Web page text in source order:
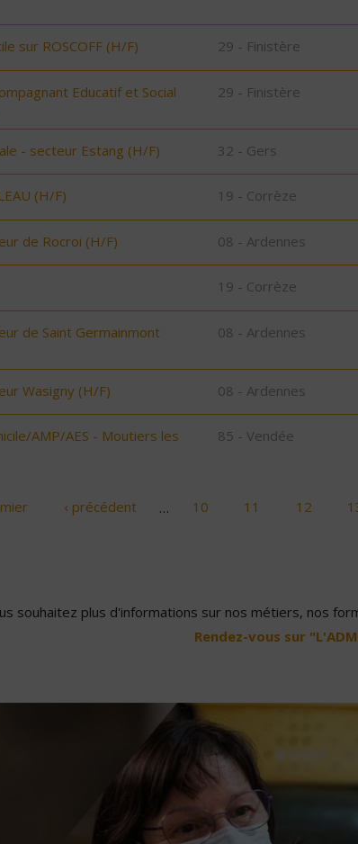
sur ROSCOFF (H/F) 29 - Finistère
Educatif et Social
29 - Finistère
- secteur Estang (H/F) 32 - Gers
(H/F) 19 - Corrèze
de Rocroi (H/F) 08 - Ardennes
19 - Corrèze
de Saint Germainmont
08 - Ardennes
Wasigny (H/F) 08 - Ardennes
AMP/AES - Moutiers les
85 - Vendée
‹ précédent … 10 11 12
souhaitez plus d'informations sur nos métiers, nos
Rendez-vous sur